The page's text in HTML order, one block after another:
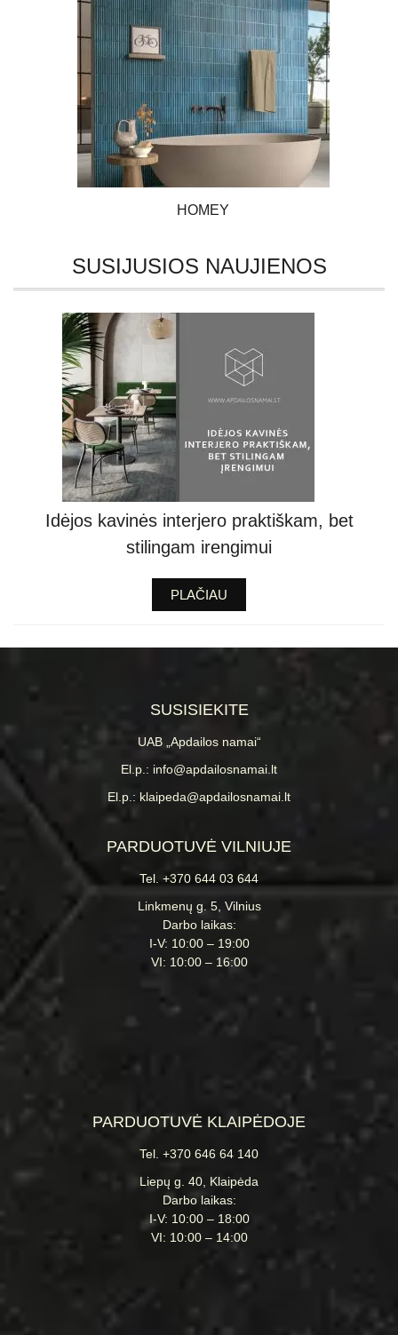
HOMEY
SUSIJUSIOS NAUJIENOS
Idėjos kavinės interjero praktiškam, bet
stilingam irengimui
PLAČIAU
SUSISIEKITE
UAB „Apdailos namai“
El.p.: info@apdailosnamai.lt
El.p.: klaipeda@apdailosnamai.lt
PARDUOTUVĖ VILNIUJE
Tel. +370 644 03 644
Linkmenų g. 5, Vilnius
Darbo laikas:
I-V: 10:00 – 19:00
VI: 10:00 – 16:00
PARDUOTUVĖ KLAIPĖDOJE
Tel. +370 646 64 140
Liepų g. 40, Klaipėda
Darbo laikas:
I-V: 10:00 – 18:00
VI: 10:00 – 14:00